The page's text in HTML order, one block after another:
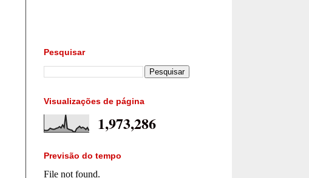
Pesquisar
Visualizações de página
1,973,286
Previsão do tempo